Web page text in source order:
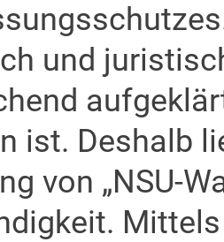
und
ist. Deshalb
von „NSU-